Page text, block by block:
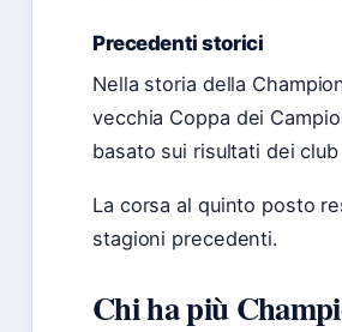
Precedenti storici
Nella storia della
vecchia Coppa dei
basato sui risultati dei
La corsa al quinto posto
stagioni precedenti.
Chi ha più